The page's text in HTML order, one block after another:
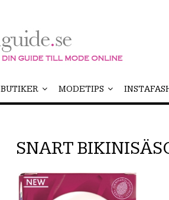
BUTIKER MODETIPS
SNART